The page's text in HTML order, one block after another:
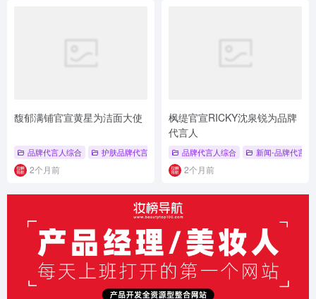
馥郁满铺官宣黄星为洁面大使
品牌代言人综合 护肤品牌代言人 # 品牌代言人 # 黄星 # 馥郁满铺
2个月前
枫缇官宣RICKY沈泉锐为品牌
代言人
品牌代言人综合 新闻-品牌代言人
2个月前